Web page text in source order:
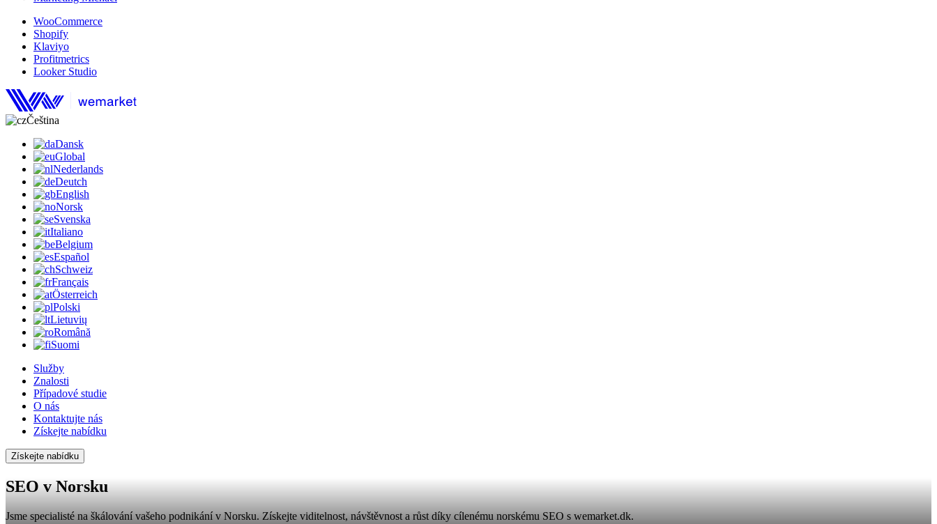
WooCommerce
Shopify
Klaviyo
Profitmetrics
Looker Studio
Čeština
Dansk
Global
Nederlands
Deutch
English
Norsk
Svenska
Italiano
Belgium
Español
Schweiz
Français
Österreich
Polski
Lietuvių
Română
Suomi
Služby
Znalosti
Případové studie
O nás
Kontaktujte nás
Získejte nabídku
Získejte nabídku
SEO v Norsku
Jsme specialisté na škálování vašeho podnikání v Norsku. Získejte viditelnost, návštěvnost a růst díky cílenému norskému SEO s wemarket.dk.